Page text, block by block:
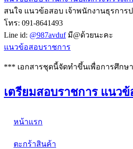
สนใจ แนวข้อสอบ เจ้าพนักงานธุรกา
โทร: 091-8641493
Line id: @987avdufมี@ด้วยนะคะ
แนวข้อสอบราชการ
*** เอกสารชุดนี้จัดทำขึ้นเพื่อการศึกษ
เตรียมสอบราชการ แนว
หน้าแรก
ตะกร้าสินค้า